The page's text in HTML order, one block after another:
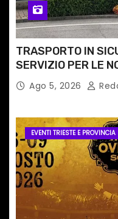
TRASPORTO IN
SERVIZIO PER LE
PERCORSI,
Ago 5, 2026
EVENTI TRIESTE E PROVINCIA